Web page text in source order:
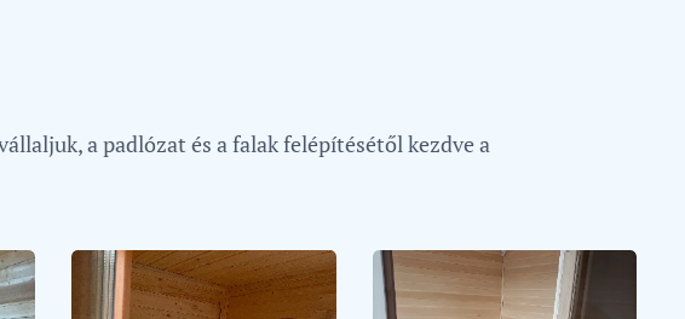
a padlózat és a falak felépítésétől kezdve a